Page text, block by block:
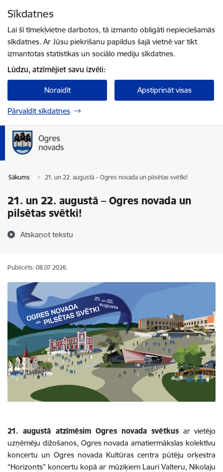
Sīkdatnes
Lai šī tīmekļvietne darbotos, tā izmanto obligāti nepieciešamās
sīkdatnes. Ar Jūsu piekrišanu papildus šajā vietnē var tikt
izmantotas statistikas un sociālo mediju sīkdatnes.
Lūdzu, atzīmējiet savu izvēli:
Noraidīt Apstiprināt visas
Pārvaldīt sīkdatnes
Sākums 21. un 22. augustā – Ogres novada un pilsētas svētki!
21. un 22. augustā – Ogres novada un
pilsētas svētki!
Atskaņot tekstu
Publicēts: 08.07.2026.
21. augustā atzīmēsim Ogres novada svētkus ar vietējo
uzņēmēju dižošanos, Ogres novada amatiermākslas kolektīvu
koncertu un Ogres novada Kultūras centra pūtēju orķestra
“Horizonts” koncertu kopā ar mūziķiem Lauri Valteru, Nikolaju